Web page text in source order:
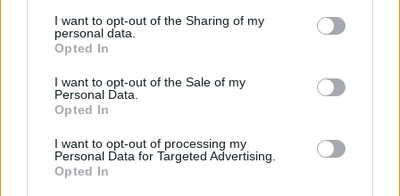
not limited to your visit or usage behaviour. You may click to
grant or deny consent to Google and its third-party tags to
use your data for below specified purposes in below Google
consent section.
I want to opt-out of the Sharing of my
personal data.
Opted In
I want to opt-out of the Sale of my
Personal Data.
Opted In
I want to opt-out of processing my
Personal Data for Targeted Advertising.
Opted In
FINANZA